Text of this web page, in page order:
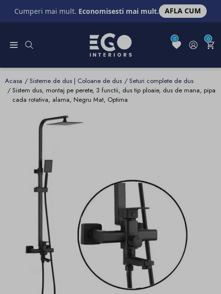
Cumperi mai mult. Economisesti mai mult. AFLA CUM
0 0
Acasa Sisteme de dus | Coloane de dus
Seturi complete de dus
Sistem dus, montaj pe perete, 3 functii, dus tip ploaie, dus de mana, pipa
cada rotativa, alama, Negru Mat, Optima